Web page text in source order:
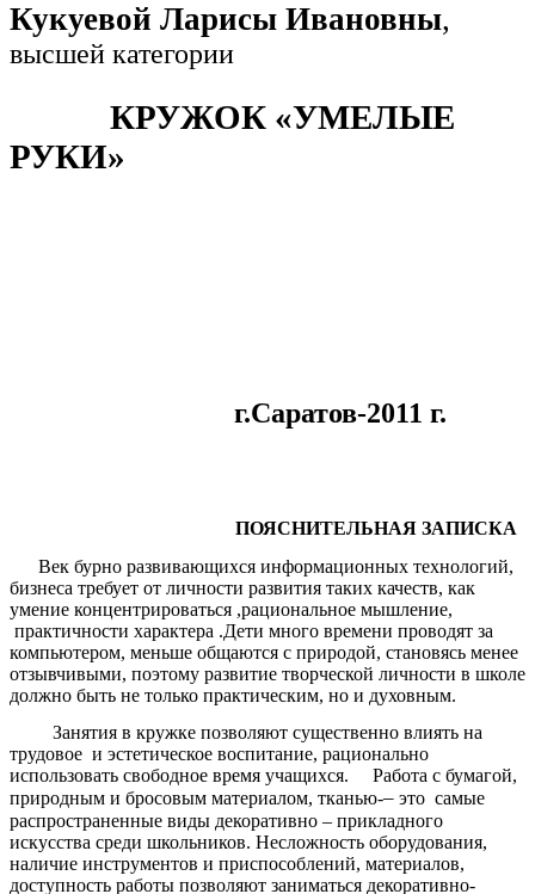
Кукуевой Ларисы Ивановны,
высшей категории
КРУЖОК «УМЕЛЫЕ
РУКИ»
г.Саратов-2011 г.
ПОЯСНИТЕЛЬНАЯ ЗАПИСКА
Век бурно развивающихся информационных технологий,
бизнеса требует от личности развития таких качеств, как
умение концентрироваться ,рациональное мышление,
практичности характера .Дети много времени проводят за
компьютером, меньше общаются с природой, становясь менее
отзывчивыми, поэтому развитие творческой личности в школе
должно быть не только практическим, но и духовным.
Занятия в кружке позволяют существенно влиять на
трудовое и эстетическое воспитание, рационально
использовать свободное время учащихся. Работа с бумагой,
природным и бросовым материалом, тканью-– это самые
распространенные виды декоративно – прикладного
искусства среди школьников. Несложность оборудования,
наличие инструментов и приспособлений, материалов,
доступность работы позволяют заниматься декоративно-